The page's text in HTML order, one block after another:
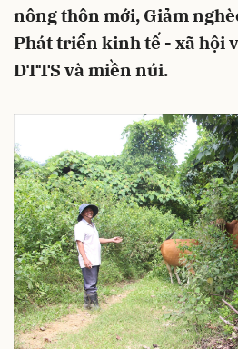
nông thôn mới, Giảm
Phát triển kinh tế - xã hội
DTTS và miền núi.